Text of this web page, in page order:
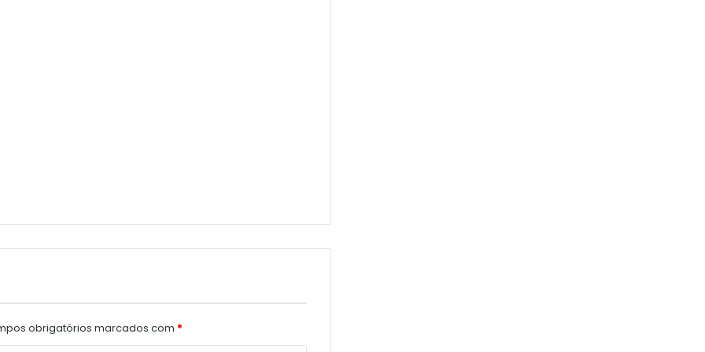
obrigatórios marcados com *